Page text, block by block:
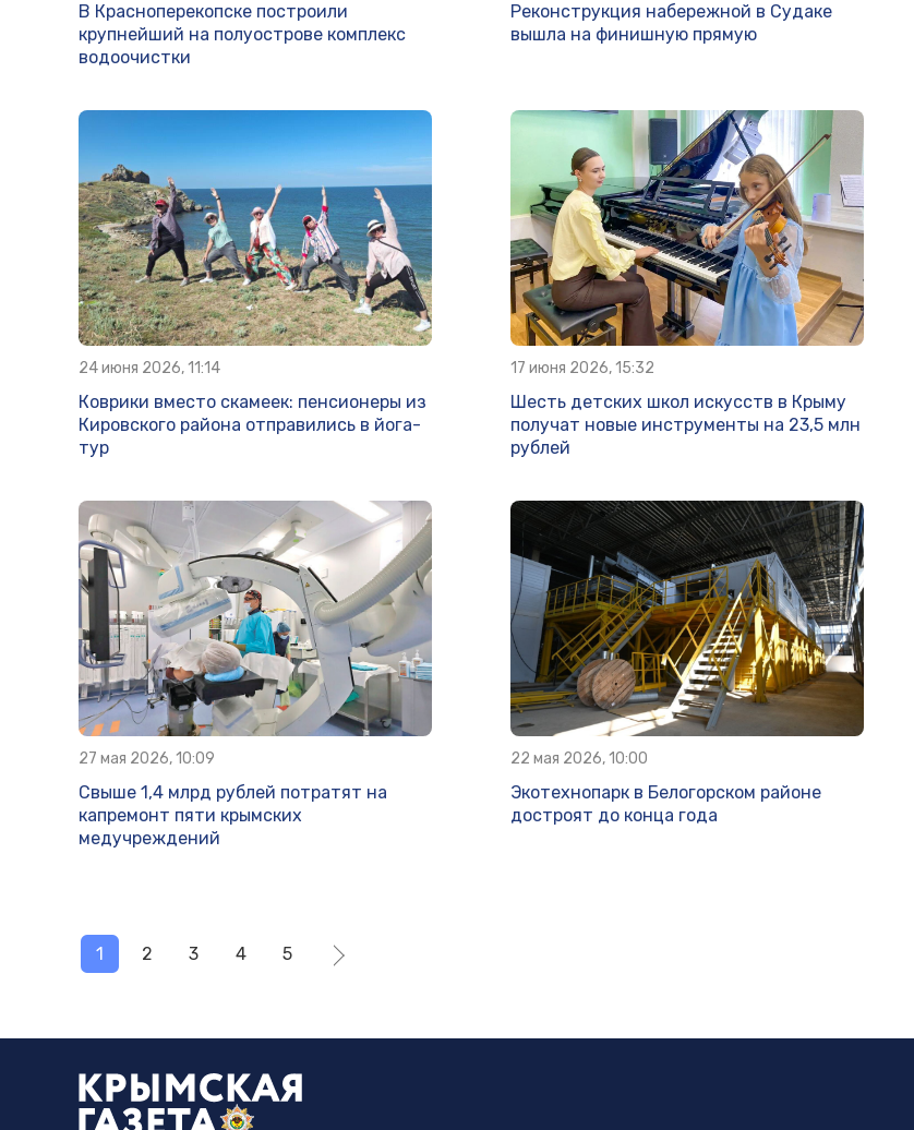
В Красноперекопске построили
крупнейший на полуострове комплекс
водоочистки
Реконструкция набережной в Судаке
вышла на финишную прямую
24 июня 2026, 11:14
Коврики вместо скамеек: пенсионеры из
Кировского района отправились в йога-
тур
17 июня 2026, 15:32
Шесть детских школ искусств в Крыму
получат новые инструменты на 23,5 млн
рублей
27 мая 2026, 10:09
Свыше 1,4 млрд рублей потратят на
капремонт пяти крымских
медучреждений
22 мая 2026, 10:00
Экотехнопарк в Белогорском районе
достроят до конца года
1 2 3 4 5